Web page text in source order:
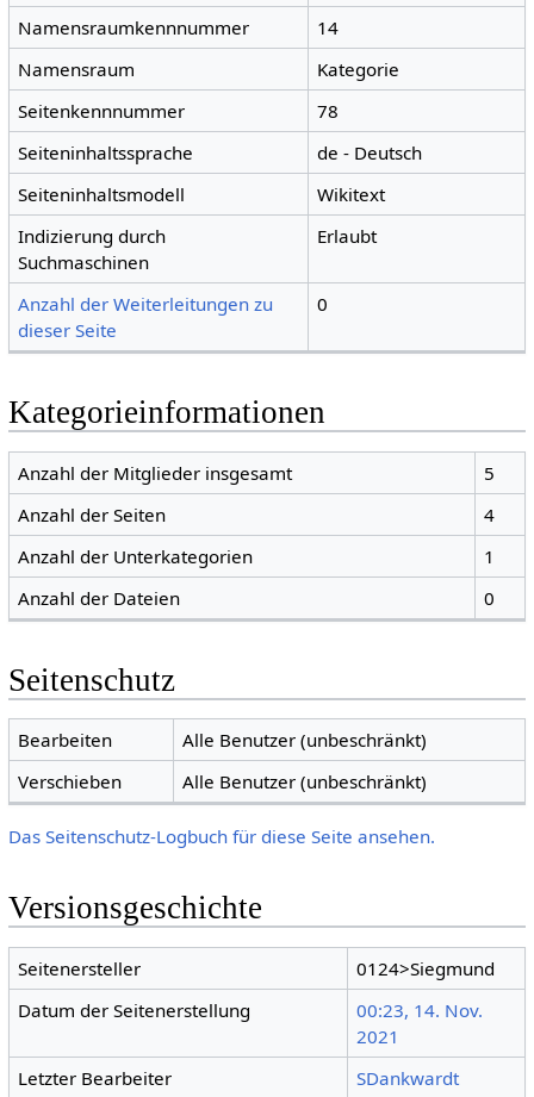
Namensraumkennnummer
14
Namensraum
Kategorie
Seitenkennnummer
78
Seiteninhaltssprache
de - Deutsch
Seiteninhaltsmodell
Wikitext
Indizierung durch
Suchmaschinen
Erlaubt
Anzahl der Weiterleitungen zu
dieser Seite
0
Kategorieinformationen
Anzahl der Mitglieder insgesamt
5
Anzahl der Seiten
4
Anzahl der Unterkategorien
1
Anzahl der Dateien
0
Seitenschutz
Bearbeiten
Alle Benutzer (unbeschränkt)
Verschieben
Alle Benutzer (unbeschränkt)
Das Seitenschutz-Logbuch für diese Seite ansehen.
Versionsgeschichte
Seitenersteller
0124>Siegmund
Datum der Seitenerstellung
00:23, 14. Nov.
2021
Letzter Bearbeiter
SDankwardt